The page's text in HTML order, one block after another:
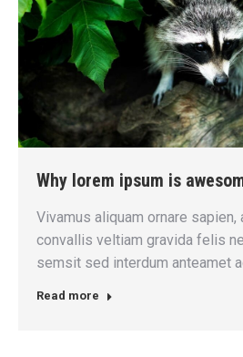
Why lorem ipsum is
Vivamus aliquam ornare
convallis veltiam gravida felis
semsit sed interdum anteamet
Read more